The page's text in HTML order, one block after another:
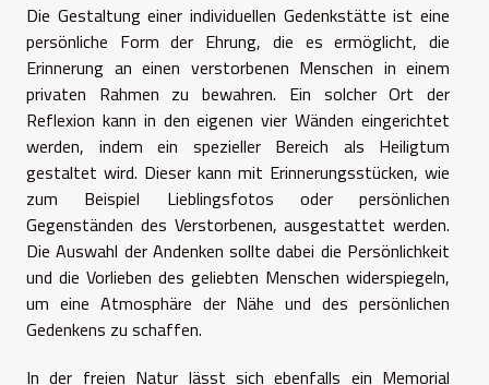
Die Gestaltung einer individuellen Gedenkstätte ist eine
persönliche Form der Ehrung, die es ermöglicht, die
Erinnerung an einen verstorbenen Menschen in einem
privaten Rahmen zu bewahren. Ein solcher Ort der
Reflexion kann in den eigenen vier Wänden eingerichtet
werden, indem ein spezieller Bereich als Heiligtum
gestaltet wird. Dieser kann mit Erinnerungsstücken, wie
zum Beispiel Lieblingsfotos oder persönlichen
Gegenständen des Verstorbenen, ausgestattet werden.
Die Auswahl der Andenken sollte dabei die Persönlichkeit
und die Vorlieben des geliebten Menschen widerspiegeln,
um eine Atmosphäre der Nähe und des persönlichen
Gedenkens zu schaffen.
In der freien Natur lässt sich ebenfalls ein Memorial